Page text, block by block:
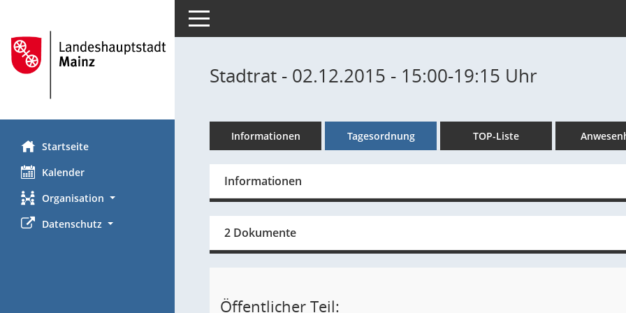
Startseite
Kalender
Organisation
Datenschutz
Toggle navigation
Stadtrat - 02.12.2015 - 15:00-19:15 Uhr
Informationen Tagesordnung TOP-Liste
Informationen
2 Dokumente
Öffentlicher Teil: